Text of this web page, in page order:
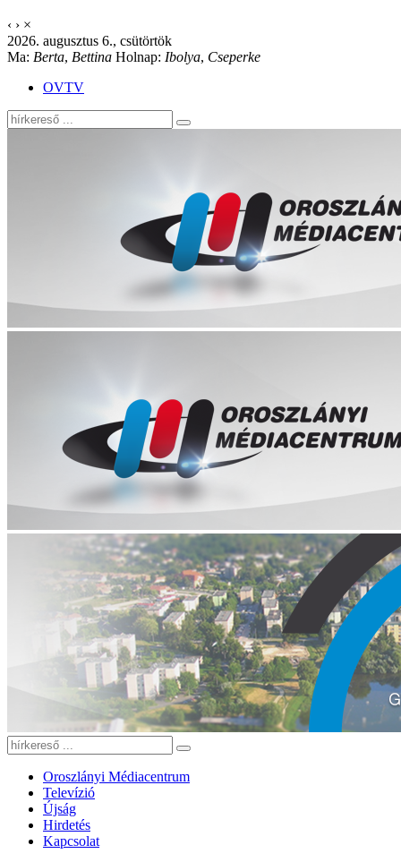
‹ › ×
2026. augusztus 6., csütörtök
Ma: Berta, Bettina Holnap: Ibolya, Cseperke
OVTV
Oroszlányi Médiacentrum
Televízió
Újság
Hirdetés
Kapcsolat